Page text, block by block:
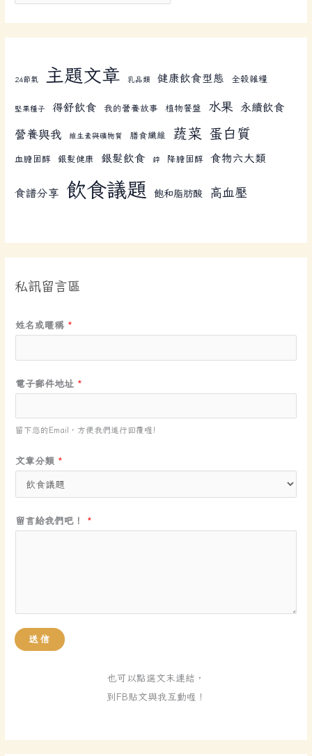
24節氣 主題文章 乳品類 健康飲食型態 全榖雜糧
堅果種子 得舒飲食 我的營養故事 植物餐盤 水果 永續飲食
營養與我 維生素與礦物質 膳食纖維 蔬菜 蛋白質
血膽固醇 銀髮健康 銀髮飲食 鋅 降膽固醇 食物六大類
食譜分享 飲食議題 飽和脂肪酸 高血壓
私訊留言區
姓名或暱稱 *
電子郵件地址 *
留下您的Email，方便我們進行回覆喔!
*
文
類
文章分類 *
留言給我們吧！ *
送信
也可以點選文末連結，
到FB貼文與我互動喔！